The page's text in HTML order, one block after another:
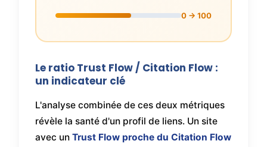
0 → 100
Le ratio Trust Flow / Citation Flow :
un indicateur clé
L'analyse combinée de ces deux métriques
révèle la santé d'un profil de liens. Un site
avec un Trust Flow proche du Citation Flow